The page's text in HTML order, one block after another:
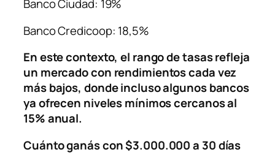
Banco Ciudad: 19%
Banco Credicoop: 18,5%
En este contexto, el rango de tasas refleja
un mercado con rendimientos cada vez
más bajos, donde incluso algunos bancos
ya ofrecen niveles mínimos cercanos al
15% anual.
Cuánto ganás con $3.000.000 a 30 días